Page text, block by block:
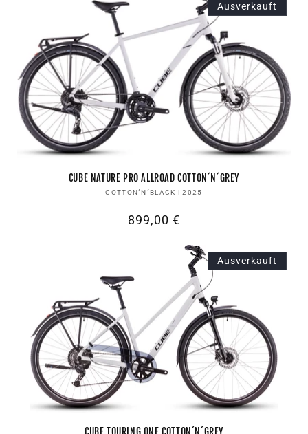
Ausverkauft
CUBE NATURE PRO ALLROAD COTTON´N´GREY
Anbieter:
COTTON´N´BLACK | 2025
Normaler
899,00 €
Ausverkauft